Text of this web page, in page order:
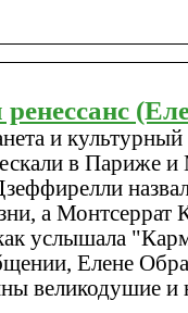
и
в Париже
а Монтсеррат
услышала
Елене
великодушие и